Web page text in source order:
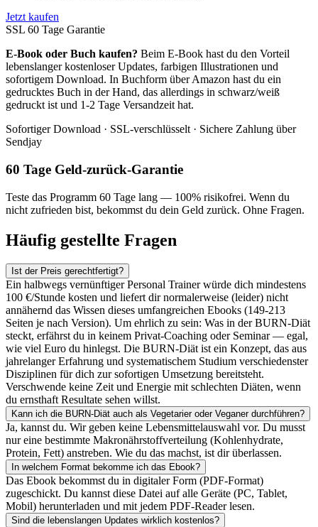
Jetzt kaufen
SSL 60 Tage Garantie
E-Book oder Buch kaufen? Beim E-Book hast du den Vorteil
lebenslanger kostenloser Updates, farbigen Illustrationen und
sofortigem Download. In Buchform über Amazon hast du ein
gedrucktes Buch in der Hand, das allerdings in schwarz/weiß
gedruckt ist und 1-2 Tage Versandzeit hat.
Sofortiger Download · SSL-verschlüsselt · Sichere Zahlung über
Sendjay
60 Tage Geld-zurück-Garantie
Teste das Programm 60 Tage lang — 100% risikofrei. Wenn du
nicht zufrieden bist, bekommst du dein Geld zurück. Ohne Fragen.
Häufig gestellte Fragen
Ist der Preis gerechtfertigt?
Ein halbwegs vernünftiger Personal Trainer würde dich mindestens
100 €/Stunde kosten und liefert dir normalerweise (leider) nicht
annähernd das Wissen dieses umfangreichen Ebooks (149-213
Seiten je nach Version). Um ehrlich zu sein: Was in der BURN-Diät
steckt, erfährst du in keinem Privat-Coaching oder Seminar — egal,
wie viel Euro du hinlegst. Die BURN-Diät ist ein Konzept, das aus
jahrelanger Erfahrung und systematischem Studium verschiedenster
Disziplinen für dich zur sofortigen Umsetzung bereitsteht.
Verschwende keine Zeit und Energie mit schlechten Diäten, wenn
du ernsthaft Resultate sehen willst.
Kann ich die BURN-Diät auch als Vegetarier oder Veganer durchführen?
Ja, kannst du. Wir geben keine Lebensmittelauswahl vor. Du musst
nur eine bestimmte Makronährstoffverteilung (Kohlenhydrate,
Protein, Fett) anstreben. Wie du das machst, ist dir überlassen.
In welchem Format bekomme ich das Ebook?
Das Ebook bekommst du in digitaler Form (PDF-Format)
zugeschickt. Du kannst diese Datei auf alle Geräte (PC, Tablet,
Mobil) herunterladen und mit jedem PDF-Reader lesen.
Sind die lebenslangen Updates wirklich kostenlos?